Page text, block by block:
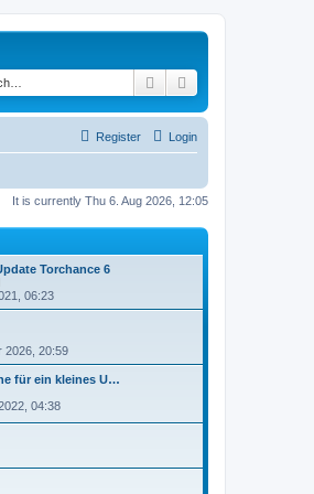
Search
Login
Register
It is currently Thu 6. Aug 2026, 12:05
Torchance 6
i
e
h
a
t
e
s
o
06:23
2026, 20:59
für ein kleines U…
i
e
04:38